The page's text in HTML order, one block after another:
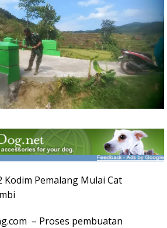
Kodim Pemalang Mulai Cat
– Proses pembuatan